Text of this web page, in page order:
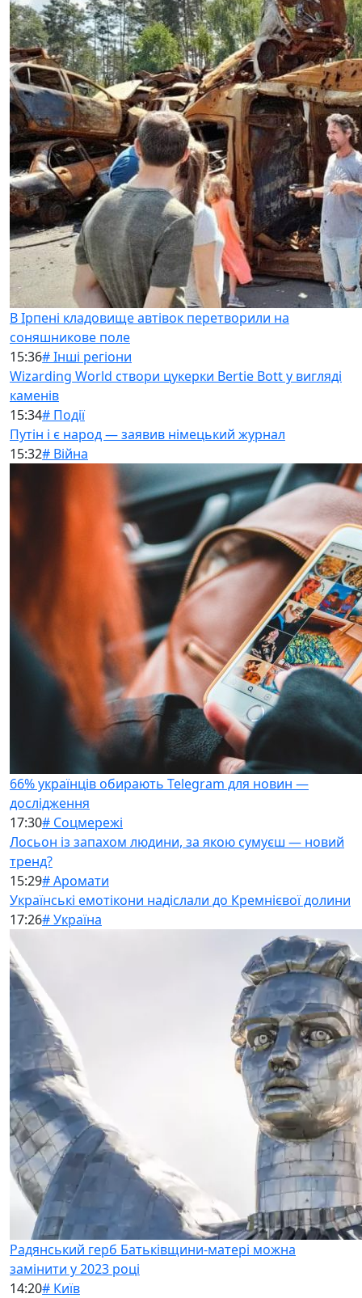
В Ірпені кладовище автівок перетворили на
соняшникове поле
15:36# Інші регіони
Wizarding World створи цукерки Bertie Bott у вигляді
каменів
15:34# Події
Путін і є народ — заявив німецький журнал
15:32# Війна
66% українців обирають Telegram для новин —
дослідження
17:30# Соцмережі
Лосьон із запахом людини, за якою сумуєш — новий
тренд?
15:29# Аромати
Українські емотікони надіслали до Кремнієвої долини
17:26# Україна
Радянський герб Батьківщини-матері можна
замінити у 2023 році
14:20# Київ